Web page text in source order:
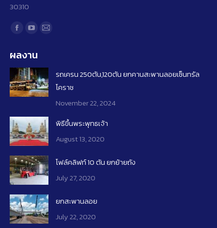
30310
Find us on:
Facebook
opens
in
new
window
YouTube
opens
in
new
window
Mail
in
new
window
ผลงาน
รถเครน 250ตัน,120ตัน ยกคานสะพานลอยเซ็นทรัล
โคราช
November 22, 2024
พิธีขึ้นพระพุทธเจ้า
August 13, 2020
โฟล์คลิฟท์​ 10 ​ตัน ยกย้ายถัง
July 27, 2020
ยกสะพานลอย
July 22, 2020